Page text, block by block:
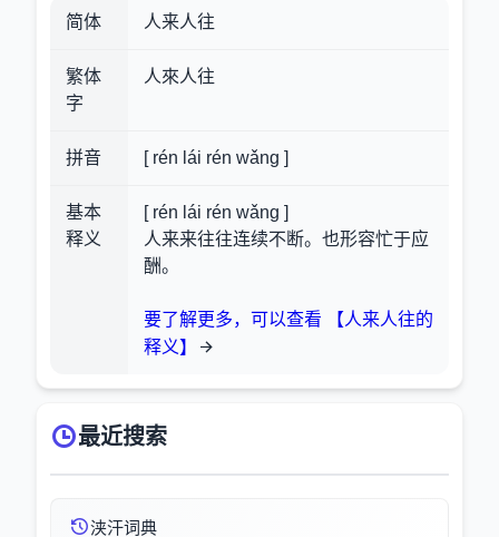
简体 人来人往
繁体
字
人來人往
拼音 [ rén lái rén wǎng ]
基本
释义
[ rén lái rén wǎng ]
人来来往往连续不断。也形容忙于应
酬。
要了解更多，可以查看 【人来人往的
释义】
最近搜索
浃汗词典